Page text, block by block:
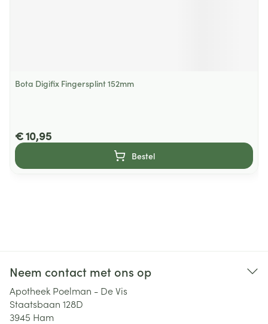
Bota Digifix Fingersplint 152mm
€ 10,95
Bestel
Neem contact met ons op
Apotheek Poelman - De Vis
Staatsbaan 128D
3945 Ham